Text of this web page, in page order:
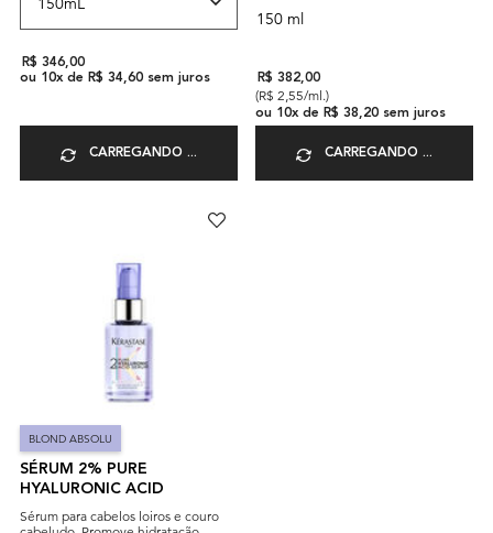
R$ 346,00
ou 10x de R$ 34,60 sem juros
CARREGANDO ...
150 ml
R$ 382,00
(R$ 2,55/ml.)
ou 10x de R$ 38,20 sem juros
CARREGANDO ...
BLOND ABSOLU
SÉRUM 2% PURE
HYALURONIC ACID
Sérum para cabelos loiros e couro